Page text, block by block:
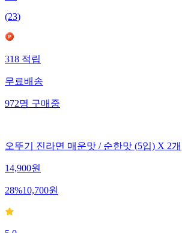
(23)
318적립
무료배송
972명구매중
오뚜기 진라면 매운맛 / 순한맛 (5입) X 2개
14,900원
28%10,700원